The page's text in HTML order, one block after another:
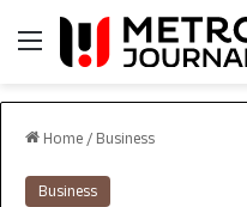
Menu
Home / Business
Business